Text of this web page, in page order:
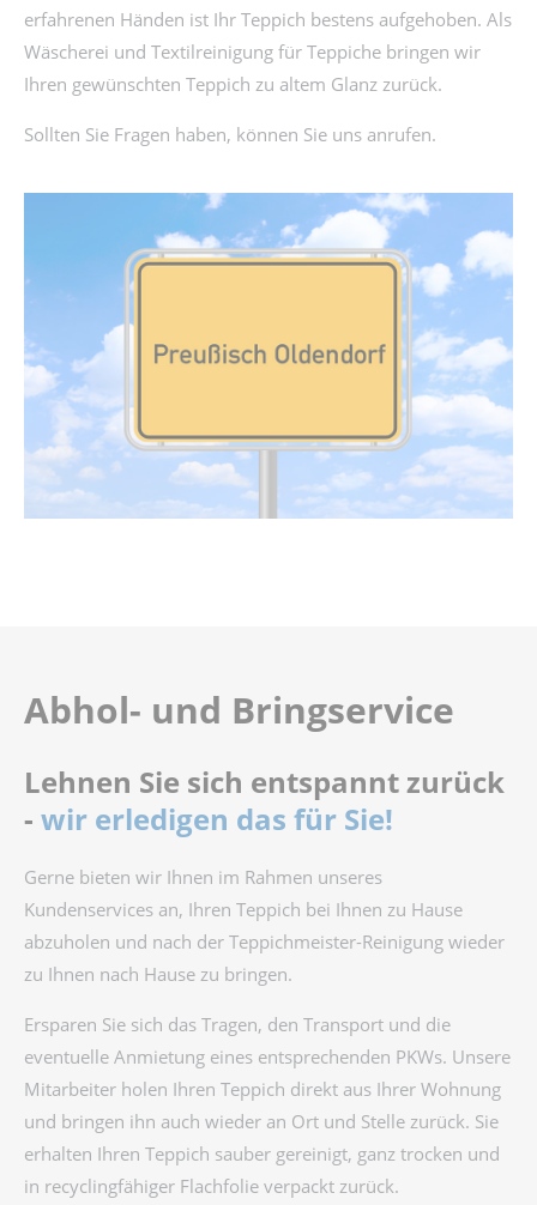
erfahrenen Händen ist Ihr Teppich bestens aufgehoben. Als
Wäscherei und Textilreinigung für Teppiche bringen wir
Ihren gewünschten Teppich zu altem Glanz zurück.
Sollten Sie Fragen haben, können Sie uns anrufen.
Abhol- und Bringservice
Lehnen Sie sich entspannt zurück
- wir erledigen das für Sie!
Gerne bieten wir Ihnen im Rahmen unseres
Kundenservices an, Ihren Teppich bei Ihnen zu Hause
abzuholen und nach der Teppichmeister-Reinigung wieder
zu Ihnen nach Hause zu bringen.
Ersparen Sie sich das Tragen, den Transport und die
eventuelle Anmietung eines entsprechenden PKWs. Unsere
Mitarbeiter holen Ihren Teppich direkt aus Ihrer Wohnung
und bringen ihn auch wieder an Ort und Stelle zurück. Sie
erhalten Ihren Teppich sauber gereinigt, ganz trocken und
in recyclingfähiger Flachfolie verpackt zurück.